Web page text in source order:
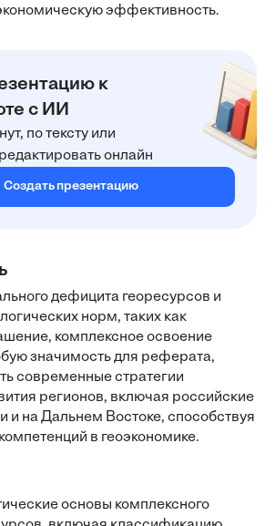
эффективность.
к
с ИИ
по тексту или
онлайн
Создать презентацию
дефицита георесурсов и
норм, таких как
комплексное освоение
значимость для реферата,
современные стратегии
регионов, включая российские
и на Дальнем Востоке, способствуя
в геоэкономике.
основы комплексного